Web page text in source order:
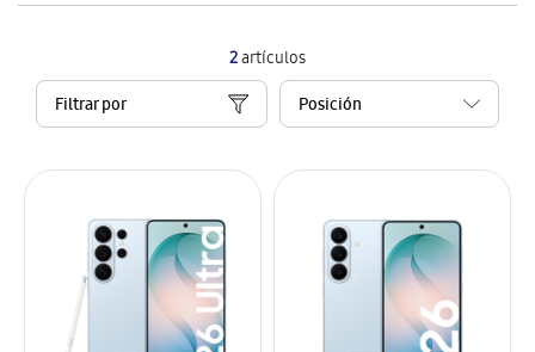
2artículos
Filtrar por